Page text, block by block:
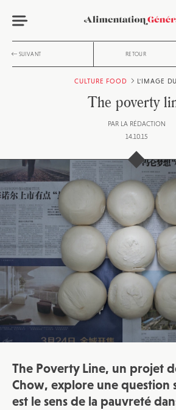
SUIVANT RETOUR
CULTURE FOOD L'IMAGE
The poverty
PAR LA RÉDACTION
14.10.15
The Poverty Line, un projet
Chow, explore une question
est le sens de la pauvreté